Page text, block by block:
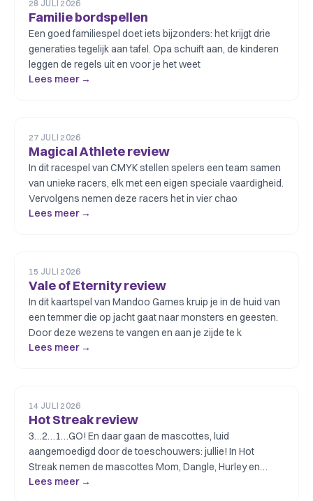
28 JULI 2026
Familie bordspellen
Een goed familiespel doet iets bijzonders: het krijgt drie
generaties tegelijk aan tafel. Opa schuift aan, de kinderen
leggen de regels uit en voor je het weet
Lees meer →
27 JULI 2026
Magical Athlete review
In dit racespel van CMYK stellen spelers een team samen
van unieke racers, elk met een eigen speciale vaardigheid.
Vervolgens nemen deze racers het in vier chao
Lees meer →
15 JULI 2026
Vale of Eternity review
In dit kaartspel van Mandoo Games kruip je in de huid van
een temmer die op jacht gaat naar monsters en geesten.
Door deze wezens te vangen en aan je zijde te k
Lees meer →
14 JULI 2026
Hot Streak review
3…2…1…GO! En daar gaan de mascottes, luid
aangemoedigd door de toeschouwers: jullie! In Hot
Streak nemen de mascottes Mom, Dangle, Hurley en
Gobbler het tegen e
Lees meer →